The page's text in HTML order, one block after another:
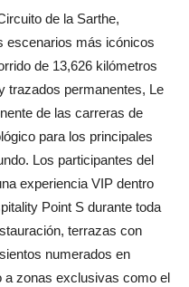
de la Sarthe,
escenarios más icónicos
de 13,626 kilómetros
trazados permanentes, Le
de las carreras de
para los principales
Los participantes del
experiencia VIP dentro
Point S durante toda
terrazas con
numerados en
a zonas exclusivas como el